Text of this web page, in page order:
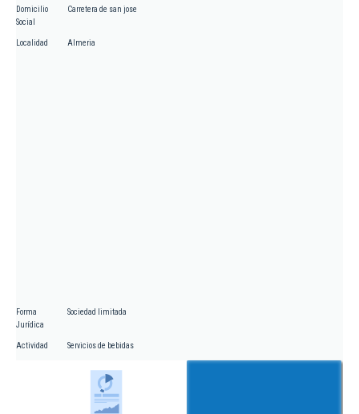
Domicilio
Social
Carretera de san jose
Localidad Almeria
Forma
Jurídica
Sociedad limitada
Actividad Servicios de bebidas